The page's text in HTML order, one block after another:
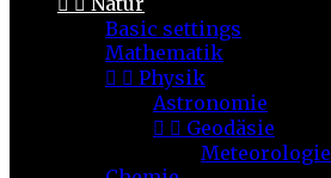
Basic settings
Mathematik
  Physik
Astronomie
  Geodäsie
Meteorologie